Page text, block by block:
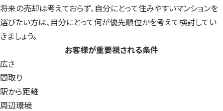
将来の売却は考えておらず、自分にとって住みやすいマンションを
選びたい方は、自分にとって何が優先順位かを考えて検討してい
きましょう。
お客様が重要視される条件
広さ
間取り
駅から距離
周辺環境